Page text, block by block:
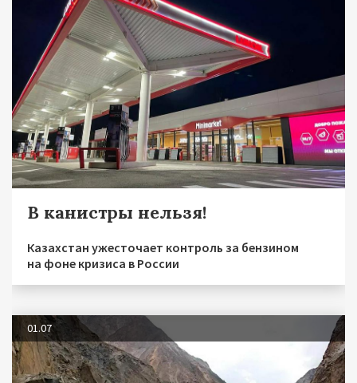
В канистры нельзя!
Казахстан ужесточает контроль за бензином
на фоне кризиса в России
01.07